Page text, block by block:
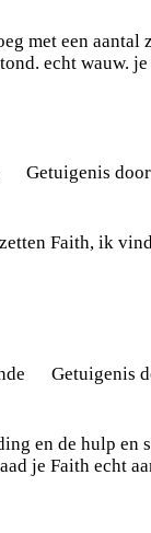
met een
echt wauw.
Getuigenis
Faith, ik
Getuigenis
en de hulp en
je Faith echt